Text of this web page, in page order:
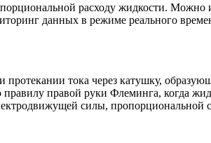
расходу жидкости. Можно
данных в режиме реального
тока через катушку,
правой руки Флеминга, когда
силы, пропорциональной